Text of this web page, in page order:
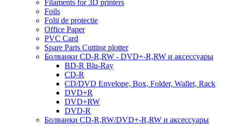
Filaments for 3D printers
Foils
Folii de protectie
Office Paper
PVC Card
Spare Parts Cutting plotter
Болванки CD-R,RW - DVD+-R,RW и аксессуары
BD-R Blu-Ray
CD-R
CD/DVD Envelope, Box, Folder, Wallet, Rack
DVD+R
DVD+RW
DVD-R
Болванки CD-R,RW/DVD+-R,RW и аксессуары